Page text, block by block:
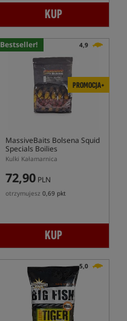
KUP
Bestseller! 4,9
PROMOCJA+
MassiveBaits Bolsena Squid
Specials Boilies
Kulki Kałamarnica
72,90 PLN
otrzymujesz 0,69 pkt
KUP
5,0